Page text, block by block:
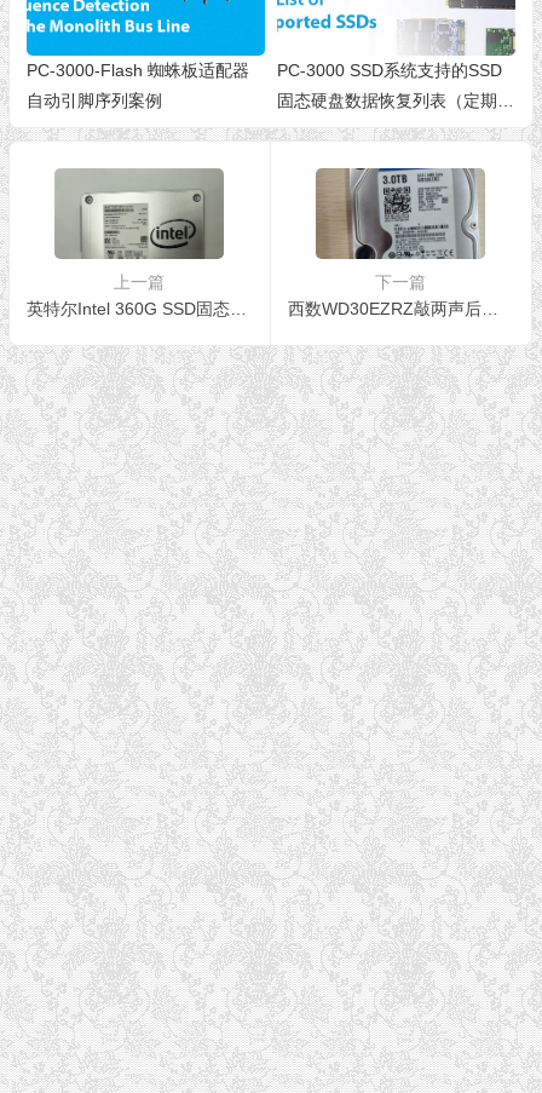
PC-3000-Flash 蜘蛛板适配器
自动引脚序列案例
PC-3000 SSD系统支持的SSD
固态硬盘数据恢复列表（定期更
新，版本2.9.5）
上一篇
英特尔Intel 360G SSD固态硬盘 主控为SM2258G通电无法识别所有数据完美恢复
下一篇
西数WD30EZRZ敲两声后电机停转,磁头损坏开盘数据恢复成功